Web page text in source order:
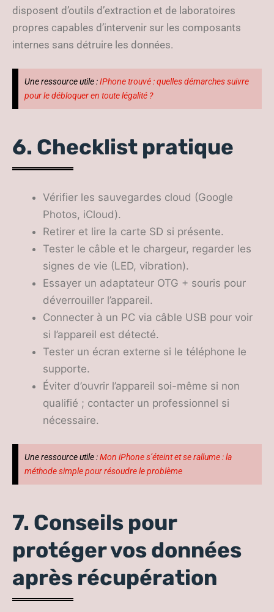
disposent d’outils d’extraction et de laboratoires
propres capables d’intervenir sur les composants
internes sans détruire les données.
Une ressource utile :IPhone trouvé : quelles démarches suivre
pour le débloquer en toute légalité ?
6. Checklist pratique
Vérifier les sauvegardes cloud (Google
Photos, iCloud).
Retirer et lire la carte SD si présente.
Tester le câble et le chargeur, regarder les
signes de vie (LED, vibration).
Essayer un adaptateur OTG + souris pour
déverrouiller l’appareil.
Connecter à un PC via câble USB pour voir
si l’appareil est détecté.
Tester un écran externe si le téléphone le
supporte.
Éviter d’ouvrir l’appareil soi-même si non
qualifié ; contacter un professionnel si
nécessaire.
Une ressource utile :Mon iPhone s’éteint et se rallume : la
méthode simple pour résoudre le problème
7. Conseils pour
protéger vos données
après récupération